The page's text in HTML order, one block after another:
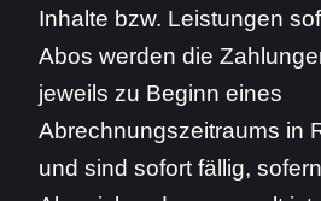
Inhalte bzw. Leistungen
Abos werden die
jeweils zu Beginn eines
Abrechnungszeitraums in
und sind sofort fällig,